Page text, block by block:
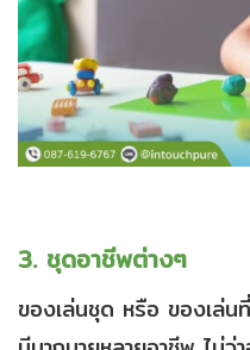
3. ชุดอาชีพต่างๆ
ของเล่นชุด หรือ ของเล่